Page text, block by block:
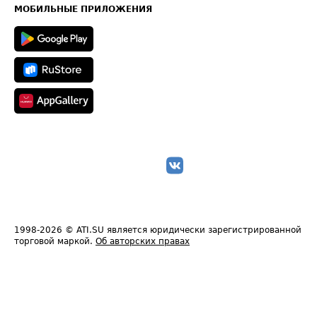
Техническая информация
МОБИЛЬНЫЕ ПРИЛОЖЕНИЯ
1998-2026 © ATI.SU является юридически зарегистрированной
торговой маркой. Об авторских правах